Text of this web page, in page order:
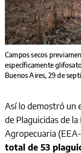
Campos secos
específicamente
Buenos Aires, 29 de
Así lo demostró un
de Plaguicidas de
Agropecuaria
total de 53